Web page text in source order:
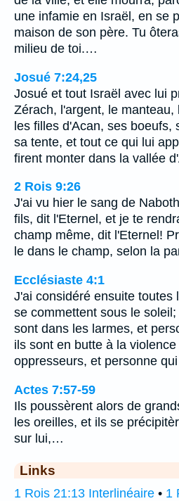
une infamie en Israël, en se
maison de son père. Tu
milieu de toi.…
Josué 7:24,25
Josué et tout Israël avec lui
Zérach, l'argent, le manteau,
les filles d'Acan, ses boeufs,
sa tente, et tout ce qui lui
firent monter dans la vallée
2 Rois 9:26
J'ai vu hier le sang de
fils, dit l'Eternel, et je te
champ même, dit l'Eternel!
le dans le champ, selon la
Ecclésiaste 4:1
J'ai considéré ensuite toutes
se commettent sous le
sont dans les larmes, et
ils sont en butte à la
oppresseurs, et personne
Actes 7:57-59
Ils poussèrent alors de
les oreilles, et ils se
sur lui,…
Links
1 Rois 21:13 Interlinéaire • 1